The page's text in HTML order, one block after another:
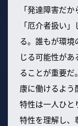
「発達障害だ
「厄介者扱い
る。誰もが環
じる可能性が
ることが重要
康に働けるよう
特性は一人ひと
特性を理解し、